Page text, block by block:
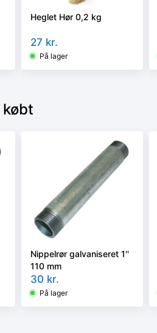
Heglet Hør 0,2 kg
27 kr.
På lager
Nippelrør galvaniseret 1''
110 mm
30 kr.
På lager